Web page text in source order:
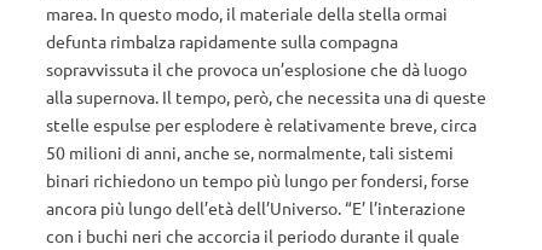
marea. In questo modo, il materiale della stella ormai
defunta rimbalza rapidamente sulla compagna
sopravvissuta il che provoca un’esplosione che dà luogo
alla supernova. Il tempo, però, che necessita una di queste
stelle espulse per esplodere è relativamente breve, circa
50 milioni di anni, anche se, normalmente, tali sistemi
binari richiedono un tempo più lungo per fondersi, forse
ancora più lungo dell’età dell’Universo. “E’ l’interazione
con i buchi neri che accorcia il periodo durante il quale